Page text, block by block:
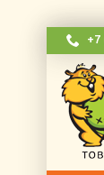
+7